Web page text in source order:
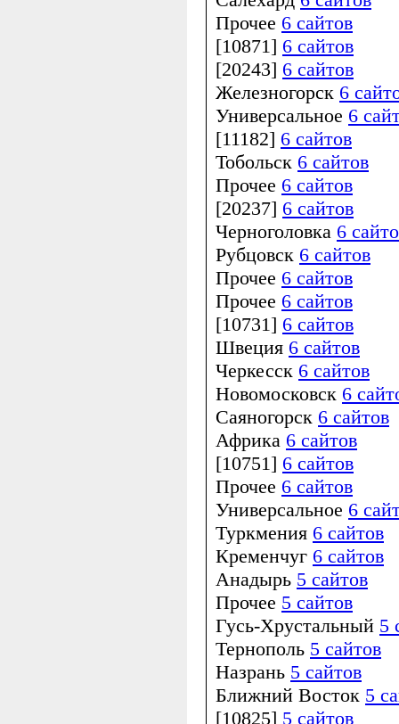
Прочее 6 сайтов
[10871] 6 сайтов
[20243] 6 сайтов
Железногорск 6
Универсальное 6
[11182] 6 сайтов
Тобольск 6 сайтов
Прочее 6 сайтов
[20237] 6 сайтов
Черноголовка 6
Рубцовск 6 сайтов
Прочее 6 сайтов
Прочее 6 сайтов
[10731] 6 сайтов
Швеция 6 сайтов
Черкесск 6 сайтов
Новомосковск 6
Саяногорск 6 сайтов
Африка 6 сайтов
[10751] 6 сайтов
Прочее 6 сайтов
Универсальное 6
Туркмения 6 сайтов
Кременчуг 6 сайтов
Анадырь 5 сайтов
Прочее 5 сайтов
Гусь-Хрустальный 5
Тернополь 5 сайтов
Назрань 5 сайтов
Ближний Восток 5
[10825] 5 сайтов